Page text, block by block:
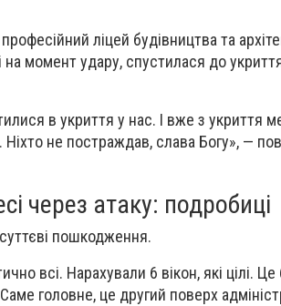
ліцей будівництва та
на момент удару, спустилася до
в укриття у нас. І вже з укриття
Ніхто не постраждав, слава Богу», —
через атаку: подробиці
пошкодження.
всі. Нарахували 6 вікон, які цілі. Це
головне, це другий поверх